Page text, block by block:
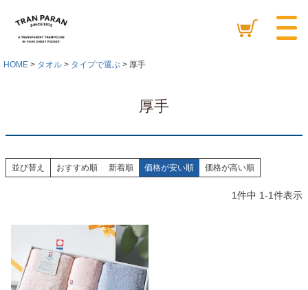
HOME タオル タイプで選ぶ 厚手
厚手
並び替え おすすめ順 新着順 価格が安い順 価格が高い順
1件中 1-1件表示